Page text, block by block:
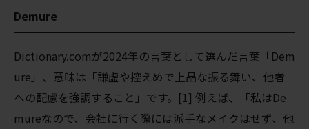
Demure
Dictionary.comが2024年の言葉として選んだ言葉「Dem
ure」、意味は「謙虚や控えめで上品な振る舞い、他者
への配慮を強調すること」です。[1] 例えば、「私はDe
mureなので、会社に行く際には派手なメイクはせず、他